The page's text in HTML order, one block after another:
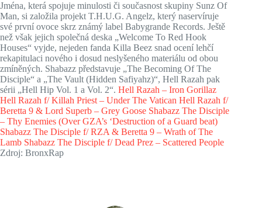
Jména, která spojuje minulosti či současnost skupiny Sunz Of
Man, si založila projekt T.H.U.G. Angelz, který naservíruje
své první ovoce skrz známý label Babygrande Records. Ještě
než však jejich společná deska „Welcome To Red Hook
Houses“ vyjde, nejeden fanda Killa Beez snad ocení lehčí
rekapitulaci nového i dosud neslyšeného materiálu od obou
zmíněných. Shabazz představuje „The Becoming Of The
Disciple“ a „The Vault (Hidden Safiyahz)“, Hell Razah pak
sérii „Hell Hip Vol. 1 a Vol. 2“. Hell Razah – Iron Gorillaz
Hell Razah f/ Killah Priest – Under The Vatican Hell Razah f/
Beretta 9 & Lord Superb – Grey Goose Shabazz The Disciple
– Thy Enemies (Over GZA’s ‘Destruction of a Guard beat)
Shabazz The Disciple f/ RZA & Beretta 9 – Wrath of The
Lamb Shabazz The Disciple f/ Dead Prez – Scattered People
Zdroj: BronxRap